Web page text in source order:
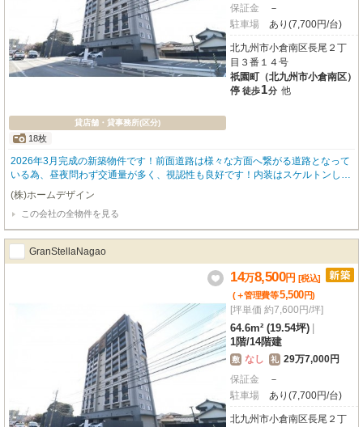
貸店舗・貸事務所(区分)
18枚
保証金
－
駐車場
あり(7,700円/台)
北九州市小倉南区長尾２丁
目３番１４号
祇園町（北九州市小倉南区）
停 徒歩1分 他
2026年3月完成の新築物件です！前面道路は様々な方面へ繋がる道路となって
いる為、昼夜問わず交通量が多く、視認性も良好です！内装はスケルトンしよ
うとなっており、自分だけの店舗をイチから作ることができます☆
(株)ホームデザイン
この会社の全物件を見る
GranStellaNagao
14万8,500円 [税込]
(＋管理費等5,500円)
[坪単価 約7,600円/坪]
64.6m² (19.54坪)
1階/14階建
敷 なし 礼 29万7,000円
保証金
－
駐車場
あり(7,700円/台)
北九州市小倉南区長尾２丁